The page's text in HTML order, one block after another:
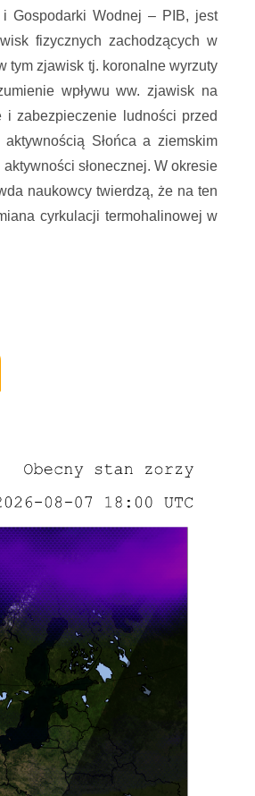
i Gospodarki Wodnej – PIB, jest
fizycznych zachodzących w
tym zjawisk tj. koronalne wyrzuty
wpływu ww. zjawisk na
i zabezpieczenie ludności przed
Słońca a ziemskim
słonecznej. W okresie
naukowcy twierdzą, że na ten
cyrkulacji termohalinowej w